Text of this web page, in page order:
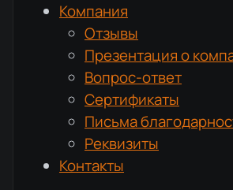
Компания
Отзывы
Презентация о
Вопрос-ответ
Сертификаты
Письма
Реквизиты
Контакты